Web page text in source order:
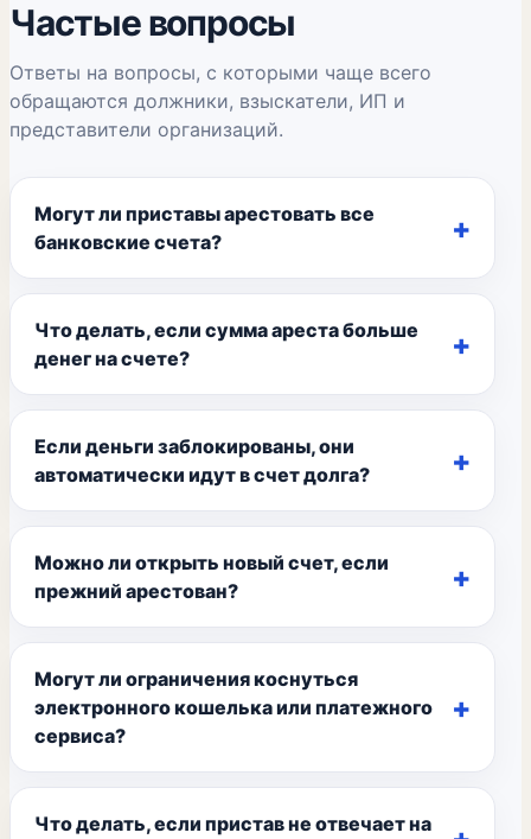
Частые вопросы
Ответы на вопросы, с которыми чаще всего
обращаются должники, взыскатели, ИП и
представители организаций.
Могут ли приставы арестовать все
банковские счета?
Что делать, если сумма ареста больше
денег на счете?
Если деньги заблокированы, они
автоматически идут в счет долга?
Можно ли открыть новый счет, если
прежний арестован?
Могут ли ограничения коснуться
электронного кошелька или платежного
сервиса?
Что делать, если пристав не отвечает на